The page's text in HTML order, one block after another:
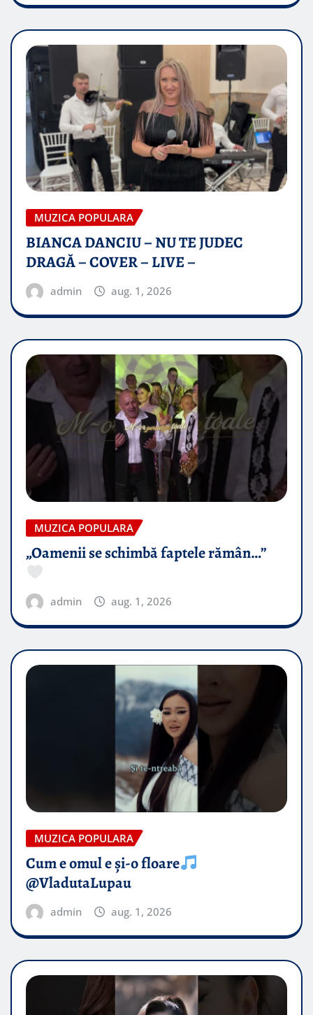
MUZICA POPULARA
BIANCA DANCIU – NU TE JUDEC
DRAGĂ – COVER – LIVE –
admin aug. 1, 2026
MUZICA POPULARA
„Oamenii se schimbă faptele rămân…”
admin aug. 1, 2026
MUZICA POPULARA
Cum e omul e și-o floare
@VladutaLupau
admin aug. 1, 2026